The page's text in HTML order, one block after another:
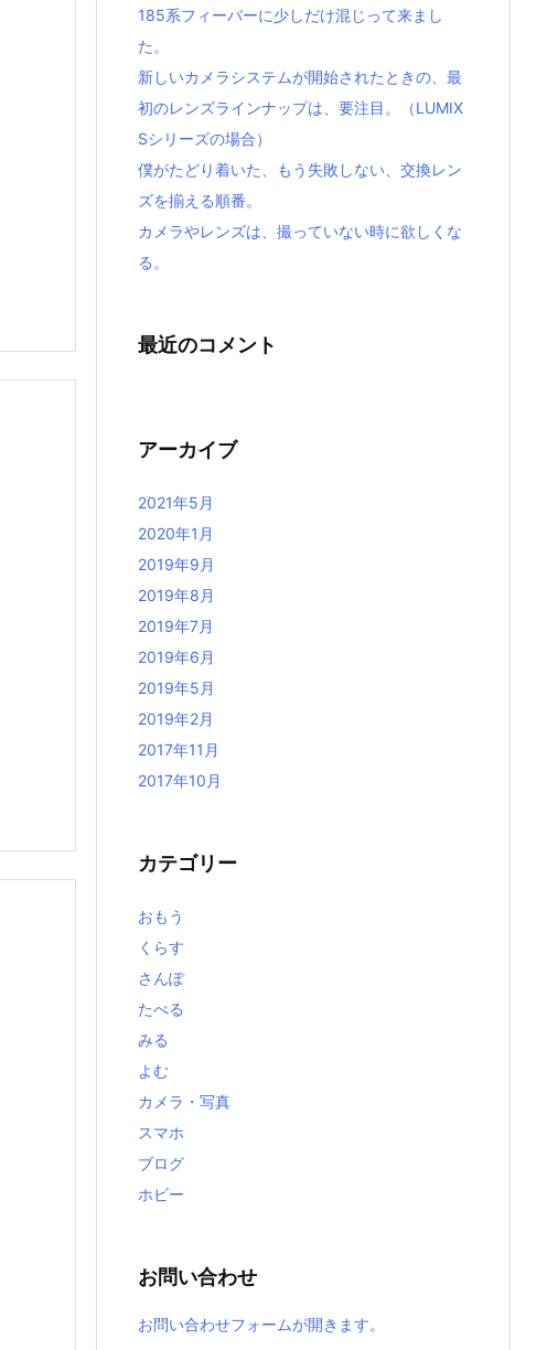
185系フィーバーに少しだけ混じって来まし
た。
新しいカメラシステムが開始されたときの、最
初のレンズラインナップは、要注目。（LUMIX
Sシリーズの場合）
僕がたどり着いた、もう失敗しない、交換レン
ズを揃える順番。
カメラやレンズは、撮っていない時に欲しくな
る。
最近のコメント
アーカイブ
2021年5月
2020年1月
2019年9月
2019年8月
2019年7月
2019年6月
2019年5月
2019年2月
2017年11月
2017年10月
カテゴリー
おもう
くらす
さんぽ
たべる
みる
よむ
カメラ・写真
スマホ
ブログ
ホビー
お問い合わせ
お問い合わせフォームが開きます。